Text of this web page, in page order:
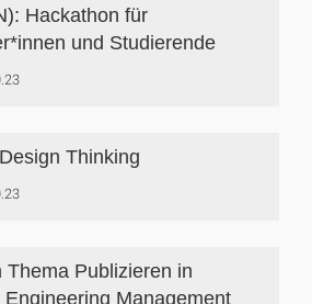
Hackathon für
und Studierende
Thinking
Thema Publizieren in
Management